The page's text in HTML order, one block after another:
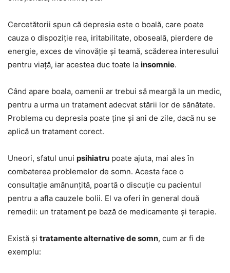
Cercetătorii spun că depresia este o boală, care poate
cauza o dispoziție rea, iritabilitate, oboseală, pierdere de
energie, exces de vinovăție și teamă, scăderea interesului
pentru viață, iar acestea duc toate la insomnie.
Când apare boala, oamenii ar trebui să meargă la un medic,
pentru a urma un tratament adecvat stării lor de sănătate.
Problema cu depresia poate ține și ani de zile, dacă nu se
aplică un tratament corect.
Uneori, sfatul unui psihiatru poate ajuta, mai ales în
combaterea problemelor de somn. Acesta face o
consultație amănunțită, poartă o discuție cu pacientul
pentru a afla cauzele bolii. El va oferi în general două
remedii: un tratament pe bază de medicamente și terapie.
Există și tratamente alternative de somn, cum ar fi de
exemplu: